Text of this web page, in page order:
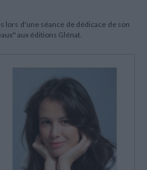
lors d'une séance de dédicace de son
aux éditions Glénat.